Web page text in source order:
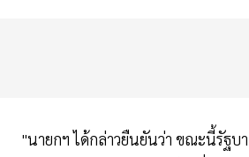
"นายกฯ ได้กล่าวยืนยันว่า ขณะนี้รัฐบ